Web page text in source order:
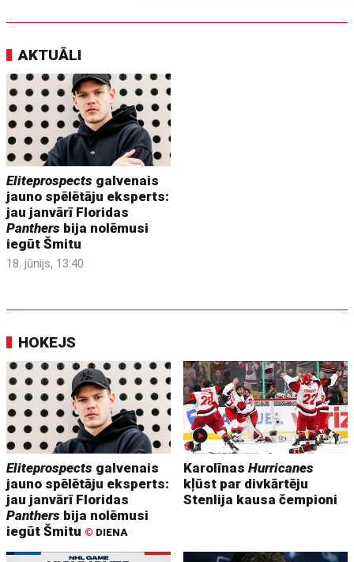
AKTUĀLI
Eliteprospects galvenais
jauno spēlētāju eksperts:
jau janvārī Floridas
Panthers bija nolēmusi
iegūt Šmitu
18. jūnijs, 13:40
HOKEJS
Eliteprospects galvenais
jauno spēlētāju eksperts:
jau janvārī Floridas
Panthers bija nolēmusi
iegūt Šmitu © DIENA
KarolīnasHurricanes
kļūst par divkārtēju
Stenlija kausa čempioni